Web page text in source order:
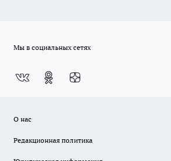
Мы в социальных сетях
О нас
Редакционная политика